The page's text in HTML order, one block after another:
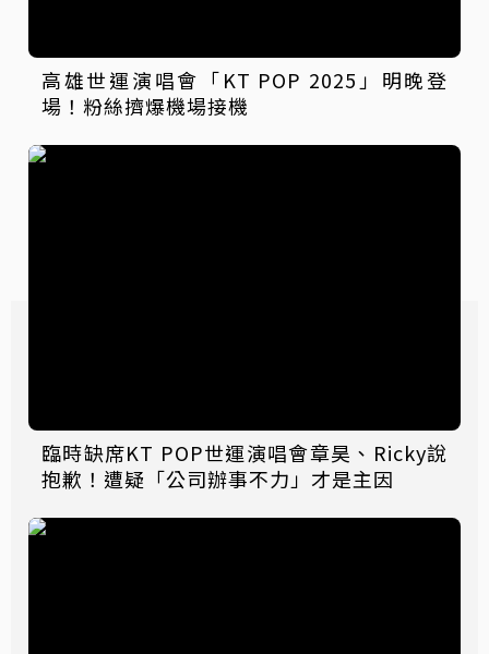
高雄世運演唱會「KT POP 2025」明晚登
場！粉絲擠爆機場接機
臨時缺席KT POP世運演唱會章昊、Ricky說
抱歉！遭疑「公司辦事不力」才是主因